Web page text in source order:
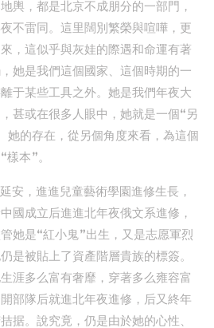
輿，都是北京不成朋分的一部門，
不雷同。這里闊別繁榮與喧嘩，更
，這似乎與灰娃的際遇和命運有著
她是我們這個國家、這個時期的一
于某些工具之外。她是我們年夜大
甚或在很多人眼中，她就是一個“另
她的存在，從另個角度來看，為這個
本”。
安，進進兒童藝術學園進修生長，
國成立后進進北年夜俄文系進修，
她是“紅小鬼”出生，又是志愿軍烈
是被貼上了資產階層貴族的標簽。
涯多么富有奢靡，穿著多么雍容富
部隊后就進北年夜進修，后又終年
据。說究竟，仍是由於她的心性、